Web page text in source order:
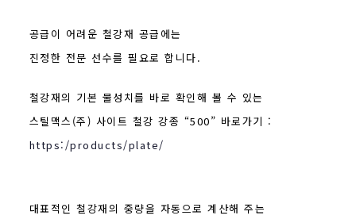
공급이 어려운 철강재 공급에는
진정한 전문 선수를 필요로 합니다.
철강재의 기본 물성치를 바로 확인해 볼 수 있는
스틸맥스(주) 사이트 철강 강종 “500” 바로가기 :
https:/products/plate/
대표적인 철강재의 중량을 자동으로 계산해 주는